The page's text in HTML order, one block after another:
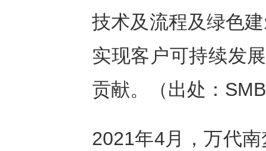
技术及流程及绿色
实现客户可持续发
贡献。（出处：
2021年4月，万代